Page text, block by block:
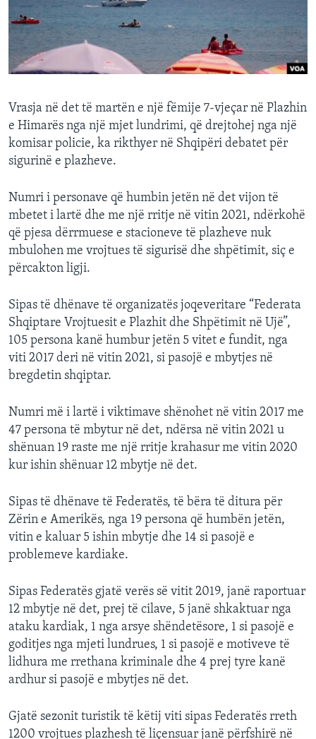
INTERVISTA
Vrasja në det të martën e një fëmije 7-vjeçar në Plazhin
e Himarës nga një mjet lundrimi, që drejtohej nga një
komisar policie, ka rikthyer në Shqipëri debatet për
sigurinë e plazheve.
Numri i personave që humbin jetën në det vijon të
mbetet i lartë dhe me një rritje në vitin 2021, ndërkohë
që pjesa dërrmuese e stacioneve të plazheve nuk
mbulohen me vrojtues të sigurisë dhe shpëtimit, siç e
përcakton ligji.
Sipas të dhënave të organizatës joqeveritare “Federata
Shqiptare Vrojtuesit e Plazhit dhe Shpëtimit në Ujë”,
105 persona kanë humbur jetën 5 vitet e fundit, nga
viti 2017 deri në vitin 2021, si pasojë e mbytjes në
bregdetin shqiptar.
Numri më i lartë i viktimave shënohet në vitin 2017 me
47 persona të mbytur në det, ndërsa në vitin 2021 u
shënuan 19 raste me një rritje krahasur me vitin 2020
kur ishin shënuar 12 mbytje në det.
Sipas të dhënave të Federatës, të bëra të ditura për
Zërin e Amerikës, nga 19 persona që humbën jetën,
vitin e kaluar 5 ishin mbytje dhe 14 si pasojë e
problemeve kardiake.
Sipas Federatës gjatë verës së vitit 2019, janë raportuar
12 mbytje në det, prej të cilave, 5 janë shkaktuar nga
ataku kardiak, 1 nga arsye shëndetësore, 1 si pasojë e
goditjes nga mjeti lundrues, 1 si pasojë e motiveve të
lidhura me rrethana kriminale dhe 4 prej tyre kanë
ardhur si pasojë e mbytjes në det.
Gjatë sezonit turistik të këtij viti sipas Federatës rreth
1200 vrojtues plazhesh të liçensuar janë përfshirë në